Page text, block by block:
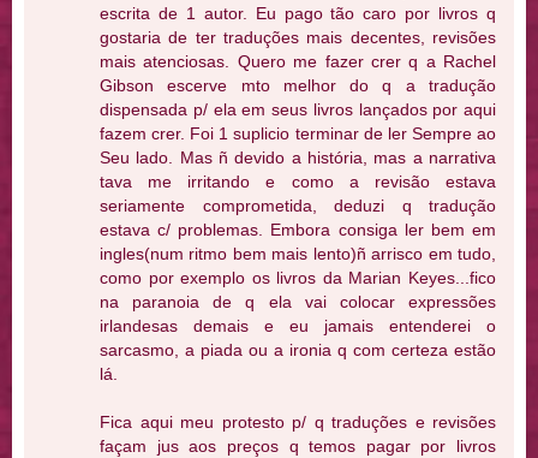
escrita de 1 autor. Eu pago tão caro por livros q
gostaria de ter traduções mais decentes, revisões
mais atenciosas. Quero me fazer crer q a Rachel
Gibson escerve mto melhor do q a tradução
dispensada p/ ela em seus livros lançados por aqui
fazem crer. Foi 1 suplicio terminar de ler Sempre ao
Seu lado. Mas ñ devido a história, mas a narrativa
tava me irritando e como a revisão estava
seriamente comprometida, deduzi q tradução
estava c/ problemas. Embora consiga ler bem em
ingles(num ritmo bem mais lento)ñ arrisco em tudo,
como por exemplo os livros da Marian Keyes...fico
na paranoia de q ela vai colocar expressões
irlandesas demais e eu jamais entenderei o
sarcasmo, a piada ou a ironia q com certeza estão
lá.
Fica aqui meu protesto p/ q traduções e revisões
façam jus aos preços q temos pagar por livros